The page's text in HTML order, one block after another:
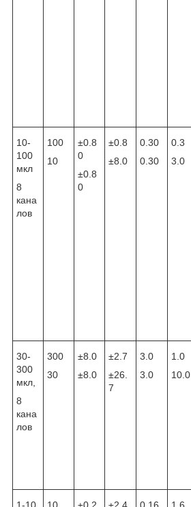
10-
100
мкл
8
кана
лов
100
10
±0.8
0
±0.8
0
±0.8
±8.0
0.30
0.30
0.3
3.0
30-
300
мкл,
8
кана
лов
300
30
±8.0
±8.0
±2.7
±26.
7
3.0
3.0
1.0
10.0
1-10
10
±0.2
±2.4
0.16
1.6